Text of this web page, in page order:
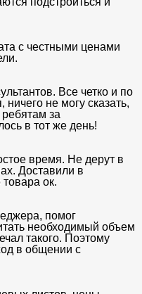
с честными ценами
Все четко и по
ничего не могу сказать,
за
в тот же день!
время. Не дерут в
Доставили в
ок.
помог
необходимый объем
такого. Поэтому
в общении с